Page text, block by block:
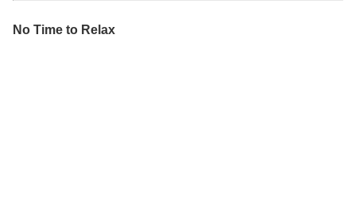
No Time to Relax